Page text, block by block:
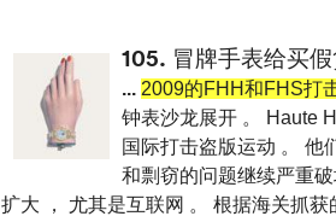
105. 冒牌手表给买
... 2009的FHH和FHS打
钟表沙龙展开 。 Haute
国际打击盗版运动 。 他
和剽窃的问题继续严重
扩大 ， 尤其是互联网 。 根据海关抓